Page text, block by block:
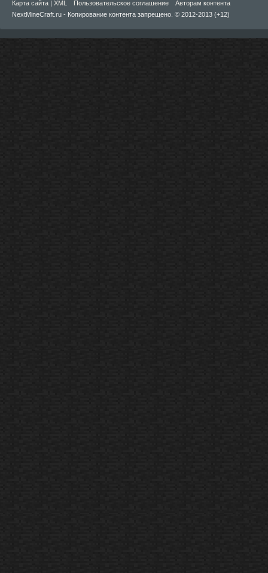
Карта сайта | XML Пользовательское соглашение
Авторам контента
NextMineCraft.ru - Копирование контента запрещено. © 2012-2013 (+12)